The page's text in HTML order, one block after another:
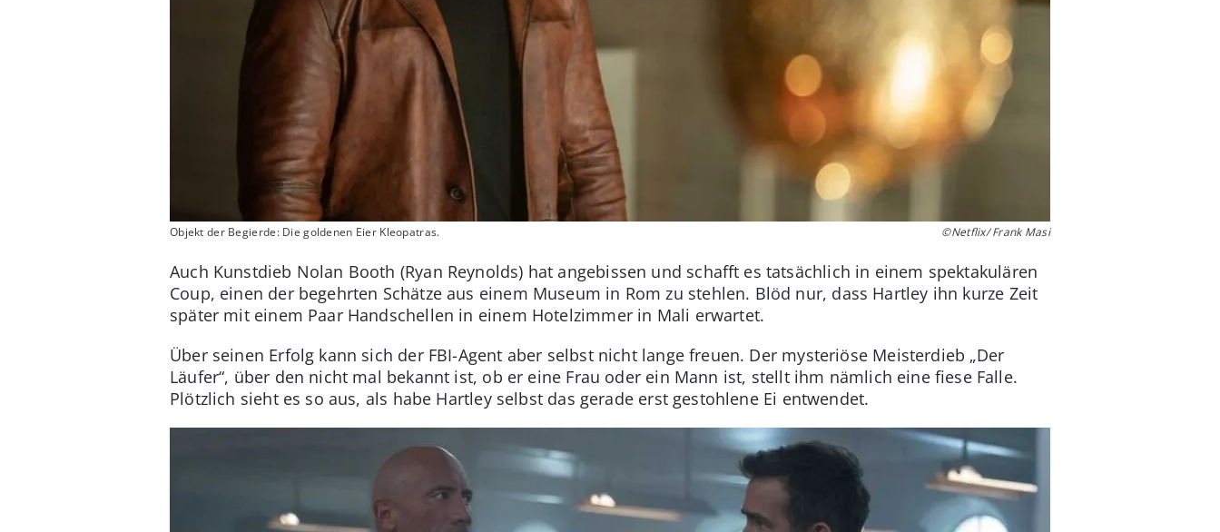
Objekt der Begierde: Die goldenen Eier Kleopatras. ©Netflix/ Frank Masi
Auch Kunstdieb Nolan Booth (Ryan Reynolds) hat angebissen und schafft es tatsächlich in einem spektakulären
Coup, einen der begehrten Schätze aus einem Museum in Rom zu stehlen. Blöd nur, dass Hartley ihn kurze Zeit
später mit einem Paar Handschellen in einem Hotelzimmer in Mali erwartet.
Über seinen Erfolg kann sich der FBI-Agent aber selbst nicht lange freuen. Der mysteriöse Meisterdieb „Der
Läufer“, über den nicht mal bekannt ist, ob er eine Frau oder ein Mann ist, stellt ihm nämlich eine fiese Falle.
Plötzlich sieht es so aus, als habe Hartley selbst das gerade erst gestohlene Ei entwendet.